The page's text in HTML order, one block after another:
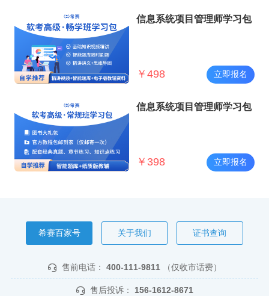
信息系统项目管理师学习包
￥ 498 立即报名
信息系统项目管理师学习包
￥ 398 立即报名
希赛百家号 关于我们 证书查询
售前电话： 400-111-9811 （仅收市话费）
售后投诉： 156-1612-8671